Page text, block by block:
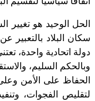
الحل الوحيد هو تغيير
سكان البلاد
دولة اتحادية واحدة،
وبالحكم السليم،
الحفاظ على الأمن
لتقليص الفجوات،